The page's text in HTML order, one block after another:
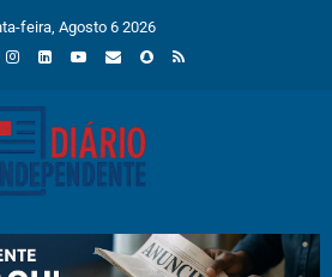
feira, Agosto 6 2026